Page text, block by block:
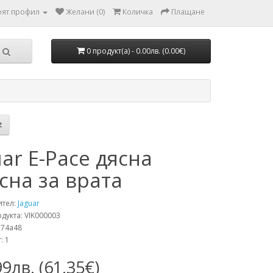
профил Желани (0) Количка Плащане
0 продукт(а) - 0.00лв. (0.00€)
E-Pace дясна
за врата
Jaguar
VIK000003
1
(61.35€)